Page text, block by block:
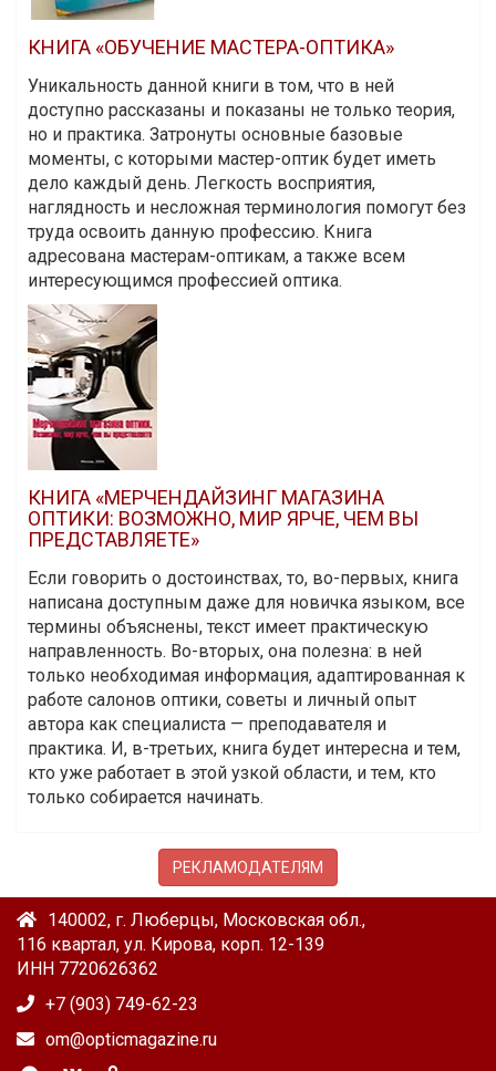
КНИГА «ОБУЧЕНИЕ МАСТЕРА-ОПТИКА»
Уникальность данной книги в том, что в ней
доступно рассказаны и показаны не только теория,
но и практика. Затронуты основные базовые
моменты, с которыми мастер-оптик будет иметь
дело каждый день. Легкость восприятия,
наглядность и несложная терминология помогут без
труда освоить данную профессию. Книга
адресована мастерам-оптикам, а также всем
интересующимся профессией оптика.
КНИГА «МЕРЧЕНДАЙЗИНГ МАГАЗИНА
ОПТИКИ: ВОЗМОЖНО, МИР ЯРЧЕ, ЧЕМ ВЫ
ПРЕДСТАВЛЯЕТЕ»
Если говорить о достоинствах, то, во-первых, книга
написана доступным даже для новичка языком, все
термины объяснены, текст имеет практическую
направленность. Во-вторых, она полезна: в ней
только необходимая информация, адаптированная к
работе салонов оптики, советы и личный опыт
автора как специалиста — преподавателя и
практика. И, в-третьих, книга будет интересна и тем,
кто уже работает в этой узкой области, и тем, кто
только собирается начинать.
РЕКЛАМОДАТЕЛЯМ
140002, г. Люберцы, Московская обл.,
116 квартал, ул. Кирова, корп. 12-139
ИНН 7720626362
+7 (903) 749-62-23
om@opticmagazine.ru